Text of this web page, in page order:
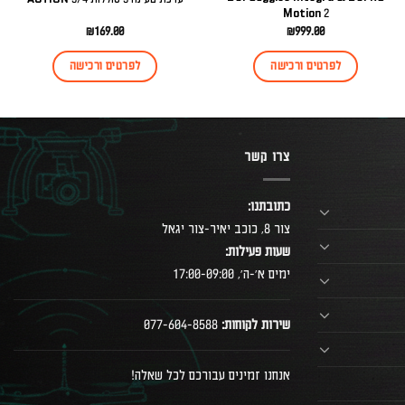
Motion 2
₪999.00
לפרטים ורכישה
₪169.00
לפרטים ורכישה
צרו קשר
כתובתנו:
צור 8, כוכב יאיר-צור יגאל
שעות פעילות:
ימים א׳-ה׳, 17:00-09:00
שירות לקוחות:
אנחנו זמינים עבורכם לכל שאלה!